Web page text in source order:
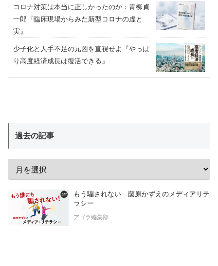
コロナ対策は本当に正しかったのか：青柳貞
一郎『臨床現場からみた新型コロナの虚と
実』
少子化と人手不足の元凶を直視せよ『やっぱ
り高度経済成長は復活できる』
過去の記事
もう騙されない 藤原かずえのメディアリテ
ラシー
アゴラ編集部